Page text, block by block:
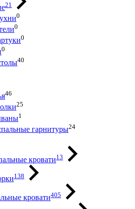
21
0
0
0
0
40
46
25
1
гарнитуры24
кровати13
138
кровати405